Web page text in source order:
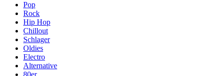
Pop
Rock
Hip Hop
Chillout
Schlager
Oldies
Electro
Alternative